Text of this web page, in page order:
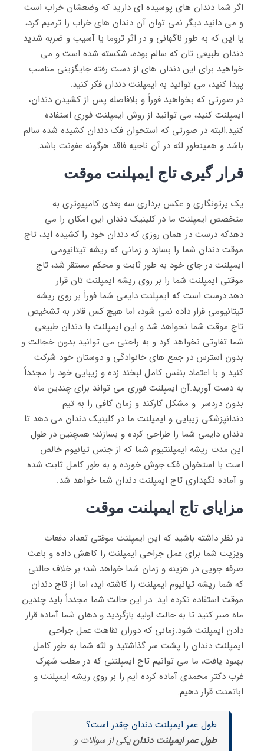
اگر شما دندان های پوسیده ای دارید که وضعشان خراب است
و می دانید دیگر نمی توان آن دندان های خراب را ترمیم کرد،
یا این که به طور ناگهانی و در اثر تروما یا آسیب و ضربه شدید
دندان طبیعی تان که سالم بوده، شکسته شده است و می
خواهید برای این دندان های از دست رفته جایگزینی مناسب
پیدا کنید، می توانید به ایمپلنت دندان فکر کنید.
در صورتی که بخواهید فوراً و بلافاصله پس از کشیدن دندان،
ایمپلنت کنید، می توانید از روش ایمپلنت فوری استفاده
کنید.البته در صورتی که استخوان فک دندان کشیده شده سالم
باشد و همینطور لثه در آن ناحیه فاقد هرگونه عفونت باشد.
قرار گیری تاج ایمپلنت موقت
یک پرتونگاری و عکس برداری سه بعدی کامپیوتری به
متخصص ایمپلنت ما در کلینیک دندان این امکان را می
دهدکه درست در همان روزی که دندان خود را کشیده اید، تاج
موقت دندان شما را بسازد و زمانی که ریشه تیتانیومی
ایمپلنت در جای خود به طور ثابت و محکم مستقر شد، تاج
موقتی ایمپلنت شما را بر روی ریشه ایمپلنت تان قرار
دهد.درست است که ایمپلنت دایمی شما فوراً بر روی ریشه
تیتانیومی قرار داده نمی شود، اما هیچ کس قادر به تشخیص
تاج موقت شما نخواهد شد و این ایمپلنت با دندان طبیعی
شما تفاوتی نخواهد کرد و به راحتی می توانید بدون خجالت و
بدون استرس در جمع های خانوادگی و دوستان خود شرکت
کنید و با اعتماد بنفس کامل لبخند زده و زیبایی خود را مجدداً
به دست آورید.آن ایمپلنت فوری می تواند برای چندین ماه
بدون دردسر و مشکل کارکند و زمان کافی را به تیم
دندانپزشکی زیبایی و ایمپلنت ما در کلینیک دندان می دهد تا
دندان دایمی شما را طراحی کرده و بسازند؛ همچنین در طول
این مدت ریشه ایمپلنتیوم شما که از جنس تیانیوم خالص
است با استخوان فک جوش خورده و به طور کامل ثابت شده
و آماده نگهداری تاج ایمپلنت دندان شما خواهد شد.
مزایای تاج ایمپلنت موقت
در نظر داشته باشید که این ایمپلنت موقتی تعداد دفعات
ویزیت شما برای عمل جراحی ایمپلنت را کاهش داده و باعث
صرفه جویی در هزینه و زمان شما خواهد شد؛ بر خلاف حالتی
که شما ریشه تیانیوم ایمپلنت را کاشته اید، اما از تاج دندان
موقت استفاده نکرده اید. در این حالت شما مجدداً باید چندین
ماه صبر کنید تا به حالت اولیه بازگردید و دهان شما آماده قرار
دادن ایمپلنت شود.زمانی که دوران نقاهت عمل جراحی
ایمپلنت دندان را پشت سر گذاشتید و لثه شما به طور کامل
بهبود یافت، ما می توانیم تاج ایمپلنتی که در مطب شهرک
غرب دکتر محمدی آماده کرده ایم را بر روی ریشه ایمپلنت و
اباتمنت قرار دهیم.
طول عمر ایمپلنت دندان چقدر است؟
طول عمر ایمپلنت دندانیکی از سوالات و